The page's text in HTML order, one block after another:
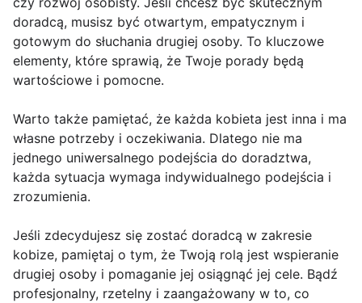
doradcą, musisz być otwartym, empatycznym i
gotowym do słuchania drugiej osoby. To kluczowe
elementy, które sprawią, że Twoje porady będą
wartościowe i pomocne.
Warto także pamiętać, że każda kobieta jest inna i ma
własne potrzeby i oczekiwania. Dlatego nie ma
jednego uniwersalnego podejścia do doradztwa,
każda sytuacja wymaga indywidualnego podejścia i
zrozumienia.
Jeśli zdecydujesz się zostać doradcą w zakresie
kobize, pamiętaj o tym, że Twoją rolą jest wspieranie
drugiej osoby i pomaganie jej osiągnąć jej cele. Bądź
profesjonalny, rzetelny i zaangażowany w to, co